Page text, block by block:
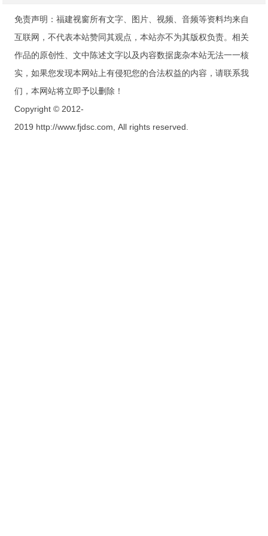
免责声明：福建视窗所有文字、图片、视频、音频等资料均来自
互联网，不代表本站赞同其观点，本站亦不为其版权负责。相关
作品的原创性、文中陈述文字以及内容数据庞杂本站无法一一核
实，如果您发现本网站上有侵犯您的合法权益的内容，请联系我
们，本网站将立即予以删除！
Copyright © 2012-
2019 http://www.fjdsc.com, All rights reserved.